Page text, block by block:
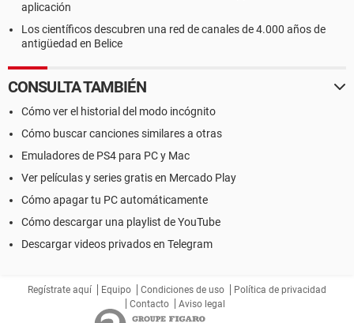
aplicación
Los científicos descubren una red de canales de 4.000 años de
antigüedad en Belice
CONSULTA TAMBIÉN
Cómo ver el historial del modo incógnito
Cómo buscar canciones similares a otras
Emuladores de PS4 para PC y Mac
Ver películas y series gratis en Mercado Play
Cómo apagar tu PC automáticamente
Cómo descargar una playlist de YouTube
Descargar videos privados en Telegram
Regístrate aquí Equipo Condiciones de uso
Política de privacidad
Contacto
Aviso legal